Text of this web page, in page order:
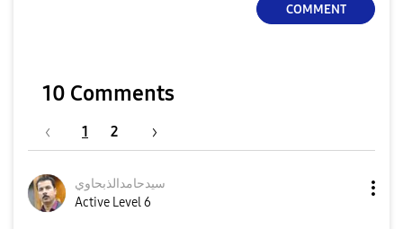
COMMENT
10 Comments
1 2
سيدحامدالذبحاوي
Active Level 6